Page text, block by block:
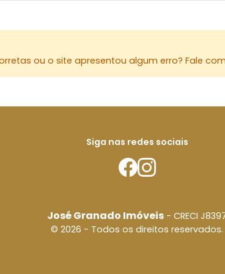
ou o site apresentou algum erro? Fale
Siga nas redes sociais
José Granado Imóveis - CRECI
© 2026 - Todos os direitos reservados.